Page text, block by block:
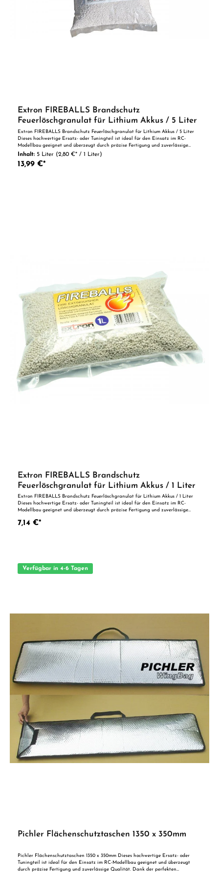
Extron FIREBALLS Brandschutz
Feuerlöschgranulat für Lithium Akkus / 5 Liter
Extron FIREBALLS Brandschutz Feuerlöschgranulat für Lithium Akkus / 5 Liter
Dieses hochwertige Ersatz- oder Tuningteil ist ideal für den Einsatz im RC-
Modellbau geeignet und überzeugt durch präzise Fertigung und zuverlässige
Qualität. Dank der perfekten Passgenauigkeit ist es optimal als Ersatzteil oder
Verarbeitung Geeignet für anspruchsvolle Modellbauer Ideal als Ersatz- oder
Inhalt: 5 Liter (2,80 €* / 1 Liter)
13,99 €*
Extron FIREBALLS Brandschutz
Feuerlöschgranulat für Lithium Akkus / 1 Liter
Extron FIREBALLS Brandschutz Feuerlöschgranulat für Lithium Akkus / 1 Liter
Dieses hochwertige Ersatz- oder Tuningteil ist ideal für den Einsatz im RC-
Modellbau geeignet und überzeugt durch präzise Fertigung und zuverlässige
zur technischen Optimierung geeignet. Vorteile auf einen Blick: Passgenaue
7,14 €*
Verfügbar in 4-6 Tagen
Pichler Flächenschutztaschen 1350 x 350mm
Pichler Flächenschutztaschen 1350 x 350mm Dieses hochwertige Ersatz- oder
Tuningteil ist ideal für den Einsatz im RC-Modellbau geeignet und überzeugt
durch präzise Fertigung und zuverlässige Qualität. Dank der perfekten